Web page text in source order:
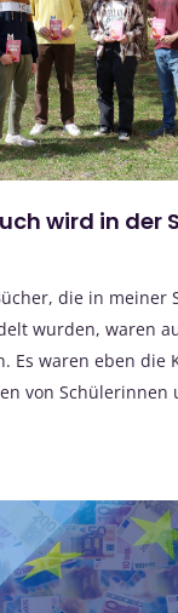
wird in der
die in meiner
wurden, waren
Es waren eben die
von Schülerinnen